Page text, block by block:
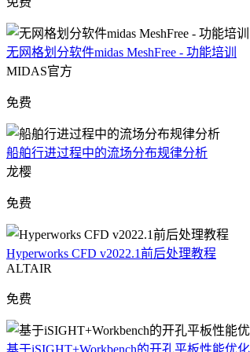
无网格划分软件midas MeshFree - 功能培训
MIDAS官方
免费
船舶行进过程中的流场分布规律分析
龙樱
免费
Hyperworks CFD v2022.1前后处理教程
ALTAIR
免费
基于iSIGHT+Workbench的开孔平板性能优化